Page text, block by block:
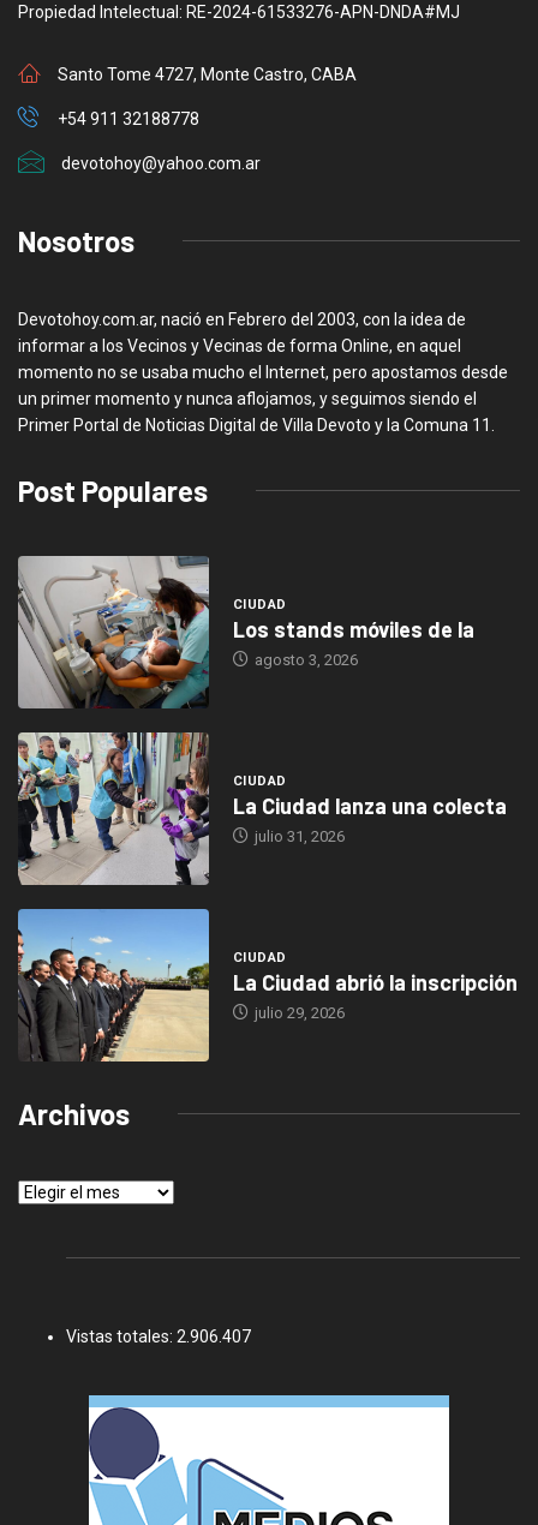
Propiedad Intelectual: RE-2024-61533276-APN-DNDA#MJ
Santo Tome 4727, Monte Castro, CABA
+54 911 32188778
devotohoy@yahoo.com.ar
Nosotros
Devotohoy.com.ar, nació en Febrero del 2003, con la idea de
informar a los Vecinos y Vecinas de forma Online, en aquel
momento no se usaba mucho el Internet, pero apostamos desde
un primer momento y nunca aflojamos, y seguimos siendo el
Primer Portal de Noticias Digital de Villa Devoto y la Comuna 11.
Post Populares
CIUDAD
Los stands móviles de la
agosto 3, 2026
CIUDAD
La Ciudad lanza una colecta
julio 31, 2026
CIUDAD
La Ciudad abrió la inscripción
julio 29, 2026
Archivos
Archivos
Vistas totales: 2.906.407